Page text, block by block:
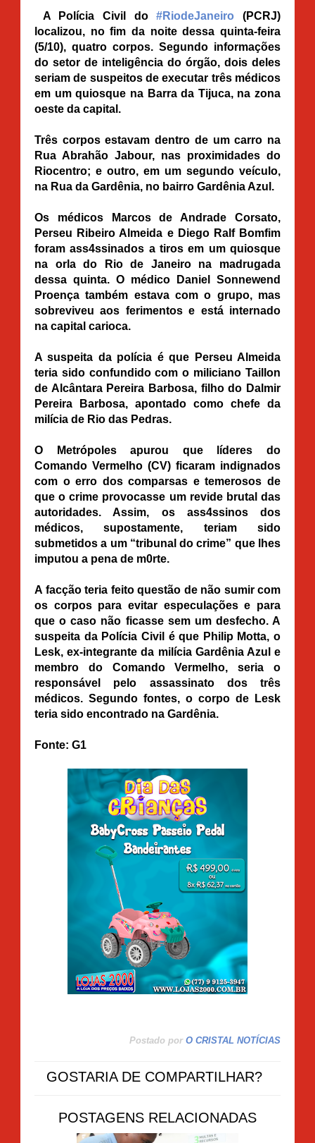
A Polícia Civil do#RiodeJaneiro (PCRJ)
localizou, no fim da noite dessa quinta-feira
(5/10), quatro corpos. Segundo informações
do setor de inteligência do órgão, dois deles
seriam de suspeitos de executar três médicos
em um quiosque na Barra da Tijuca, na zona
oeste da capital.
Três corpos estavam dentro de um carro na
Rua Abrahão Jabour, nas proximidades do
Riocentro; e outro, em um segundo veículo,
na Rua da Gardênia, no bairro Gardênia Azul.
Os médicos Marcos de Andrade Corsato,
Perseu Ribeiro Almeida e Diego Ralf Bomfim
foram ass4ssinados a tiros em um quiosque
na orla do Rio de Janeiro na madrugada
dessa quinta. O médico Daniel Sonnewend
Proença também estava com o grupo, mas
sobreviveu aos ferimentos e está internado
na capital carioca.
A suspeita da polícia é que Perseu Almeida
teria sido confundido com o miliciano Taillon
de Alcântara Pereira Barbosa, filho do Dalmir
Pereira Barbosa, apontado como chefe da
milícia de Rio das Pedras.
O Metrópoles apurou que líderes do
Comando Vermelho (CV) ficaram indignados
com o erro dos comparsas e temerosos de
que o crime provocasse um revide brutal das
autoridades. Assim, os ass4ssinos dos
médicos, supostamente, teriam sido
submetidos a um “tribunal do crime” que lhes
imputou a pena de m0rte.
A facção teria feito questão de não sumir com
os corpos para evitar especulações e para
que o caso não ficasse sem um desfecho. A
suspeita da Polícia Civil é que Philip Motta, o
Lesk, ex-integrante da milícia Gardênia Azul e
membro do Comando Vermelho, seria o
responsável pelo assassinato dos três
médicos. Segundo fontes, o corpo de Lesk
teria sido encontrado na Gardênia.
Fonte: G1
Postado por O CRISTAL NOTÍCIAS
GOSTARIA DE COMPARTILHAR?
POSTAGENS RELACIONADAS